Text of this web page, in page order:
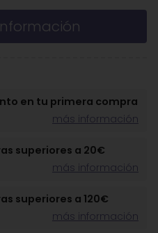
en tu primera compra
más información
superiores a 20€
más información
superiores a 120€
más información